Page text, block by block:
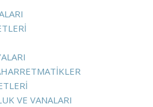
VE VANALARI